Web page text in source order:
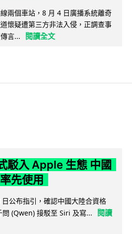
兩個車站，8 月 4 日廣播系統離奇
懷疑遭第三方非法入侵，正調查事
言...
閱讀全文
駁入 Apple 生態 中國
先使用
公布指引，確認中國大陸合資格
(Qwen) 接駁至 Siri 及寫...
閱讀